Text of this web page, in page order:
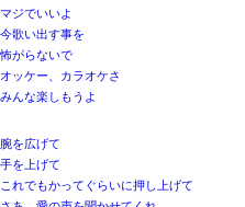
マジでいいよ
今歌い出す事を
怖がらないで
オッケー、カラオケさ
みんな楽しもうよ
腕を広げて
手を上げて
これでもかってぐらいに押し上げて